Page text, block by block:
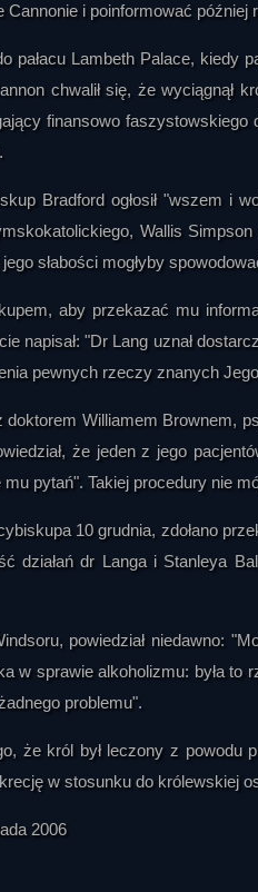
i poinformować później
pałacu Lambeth Palace, kiedy
chwalił się, że wyciągnął
finansowo
Bradford ogłosił "wszem i
Wallis
słabości mogłyby
aby przekazać mu
napisał: "Dr Lang uznał
pewnych rzeczy znanych
Williamem Brownem,
że jeden z jego
pytań". Takiej procedury nie
10 grudnia, zdołano
działań dr Langa i Stanleya
powiedział niedawno:
w sprawie alkoholizmu: była
problemu".
że król był leczony z
w stosunku do królewskiej
2006